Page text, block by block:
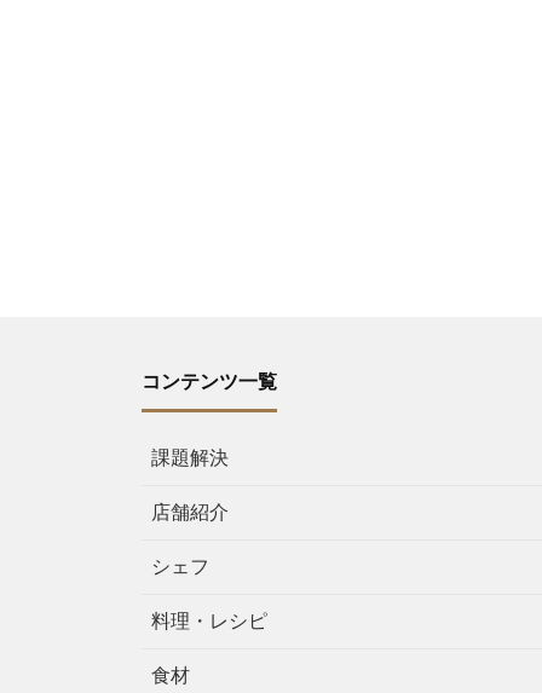
コンテンツ一覧
課題解決
店舗紹介
シェフ
料理・レシピ
食材